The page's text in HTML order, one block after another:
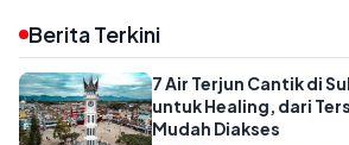
Berita Terkini
7 Air Terjun Cantik di
untuk Healing, dari
Mudah Diakses